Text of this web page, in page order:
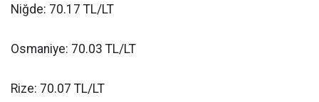
Niğde: 70.17 TL/LT
Osmaniye: 70.03 TL/LT
Rize: 70.07 TL/LT